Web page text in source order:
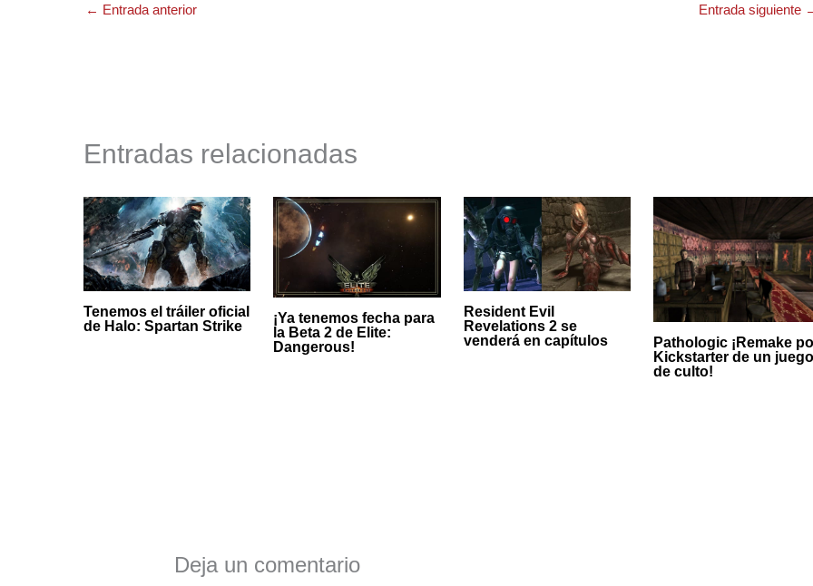
← Entrada anterior Entrada siguiente
Entradas relacionadas
Tenemos el tráiler oficial
de Halo: Spartan Strike
¡Ya tenemos fecha para
la Beta 2 de Elite:
Dangerous!
Resident Evil
Revelations 2 se
venderá en capítulos
Pathologic ¡Remake
Kickstarter de un juego
de culto!
Deja un comentario